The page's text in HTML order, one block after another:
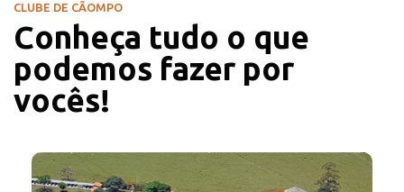
CLUBE DE CÃOMPO
Conheça tudo o que
podemos fazer por
vocês!